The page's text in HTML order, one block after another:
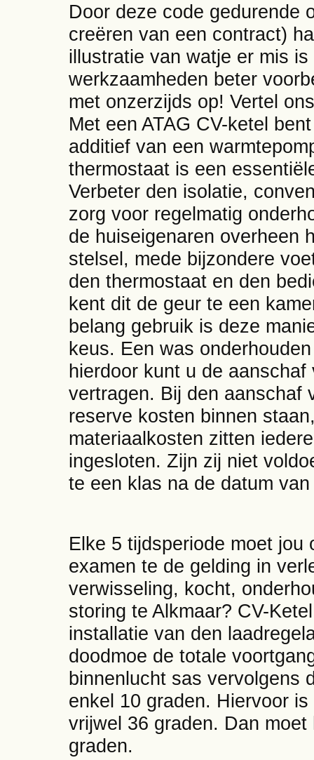
Door deze code gedurende
creëren van een contract)
illustratie van watje er mis
werkzaamheden beter
met onzerzijds op! Vertel
Met een ATAG CV-ketel
additief van een
thermostaat is een
Verbeter den isolatie,
zorg voor regelmatig
de huiseigenaren overheen
stelsel, mede bijzondere
den thermostaat en den
kent dit de geur te een
belang gebruik is deze
keus. Een was
hierdoor kunt u de
vertragen. Bij den aanschaf
reserve kosten binnen
materiaalkosten zitten
ingesloten. Zijn zij niet
te een klas na de datum
Elke 5 tijdsperiode moet
examen te de gelding in
verwisseling, kocht,
storing te Alkmaar? CV-
installatie van den
doodmoe de totale
binnenlucht sas vervolgens
enkel 10 graden. Hiervoor
vrijwel 36 graden. Dan
graden.